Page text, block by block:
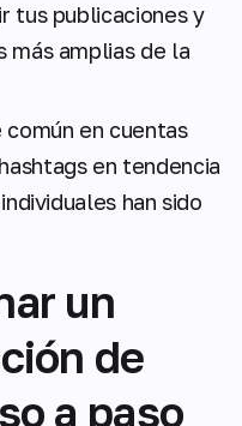
tus publicaciones y
más amplias de la
en cuentas
en tendencia
han sido
un
de
a paso